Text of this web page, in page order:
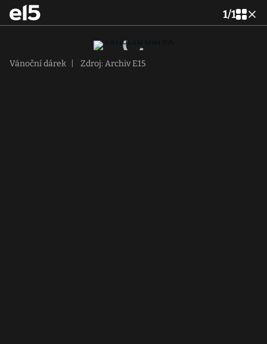
1/1
Vánoční dárek Zdroj: Archiv E15